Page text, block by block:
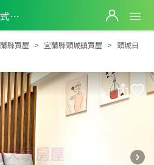
頭城日式溫泉湯屋
頭城日式溫泉湯屋
縣買屋 宜蘭縣頭城鎮買屋
頭城日